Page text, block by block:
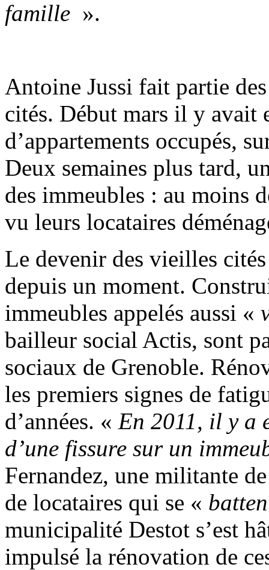
famille ».
Antoine Jussi fait partie
cités. Début mars il y avait
d’appartements occupés,
Deux semaines plus tard,
des immeubles : au moins
vu leurs locataires
Le devenir des vieilles
depuis un moment.
immeubles appelés aussi «
bailleur social Actis, sont
sociaux de Grenoble.
les premiers signes de
d’années. « En 2011, il y a
d’une fissure sur un
Fernandez, une militante
de locataires qui se «
municipalité Destot s’est
impulsé la rénovation de